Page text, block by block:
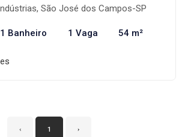
São José dos Campos-SP
1 Banheiro 1 Vaga 54 m²
‹ 1 ›